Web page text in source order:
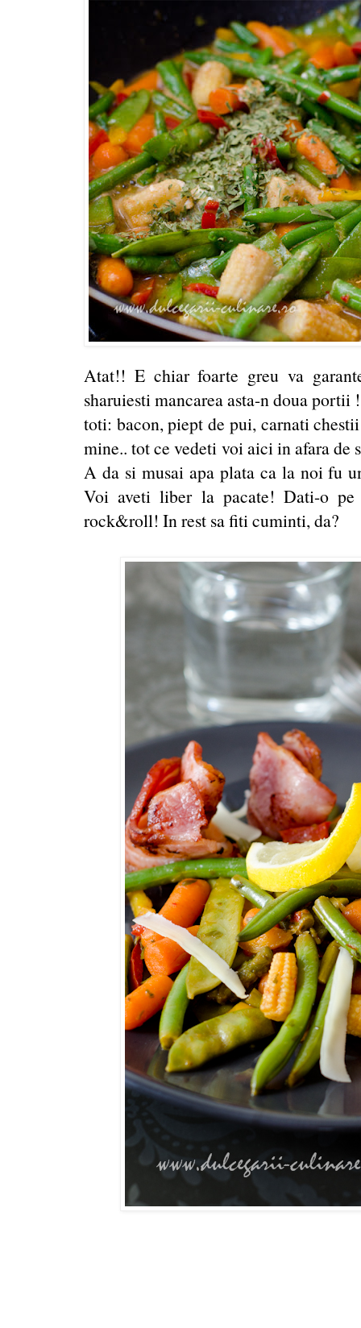
Atat!! E chiar foarte greu va
sharuiesti mancarea asta-n doua portii
toti: bacon, piept de pui, carnati
mine.. tot ce vedeti voi aici in afara de
A da si musai apa plata ca la noi fu
Voi aveti liber la pacate! Dati-o
rock&roll! In rest sa fiti cuminti, da?